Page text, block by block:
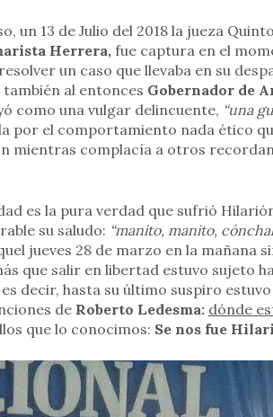
un 13 de Julio del 2018 la jueza
Herrera, fue captura en el
un caso que llevaba en su
al entonces Gobernador de
como una vulgar delincuente, “una
por el comportamiento nada ético
mientras complacía a otros
es la pura verdad que sufrió
su saludo: “manito, manito,
jueves 28 de marzo en la mañana
que salir en libertad estuvo sujeto
decir, hasta su último suspiro
de Roberto Ledesma: dónde
que lo conocimos: Se nos fue